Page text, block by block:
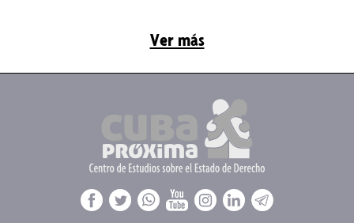
Ver más